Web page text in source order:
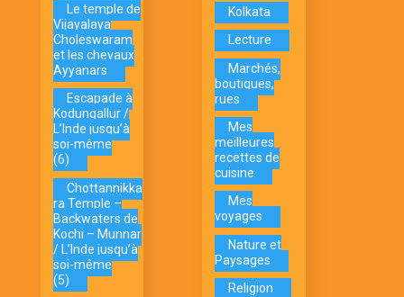
Le temple de
Vijayalaya
Choleswaram
et les chevaux
Ayyanars
Escapade à
Kodungallur /
L’Inde jusqu’à
soi-même
(6)
Chottannikka
ra Temple –
Backwaters de
Kochi – Munnar
/ L’Inde jusqu’à
soi-même
(5)
Kolkata
Lecture
Marchés,
boutiques,
rues
Mes
meilleures
recettes de
cuisine
Mes
voyages
Nature et
Paysages
Religion